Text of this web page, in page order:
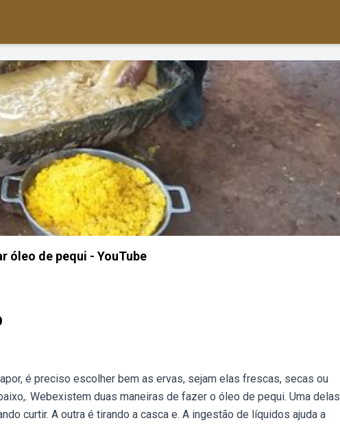
óleo de pequi - YouTube
é preciso escolher bem as ervas, sejam elas frescas, secas ou
Webexistem duas maneiras de fazer o óleo de pequi. Uma delas
curtir. A outra é tirando a casca e. A ingestão de líquidos ajuda a